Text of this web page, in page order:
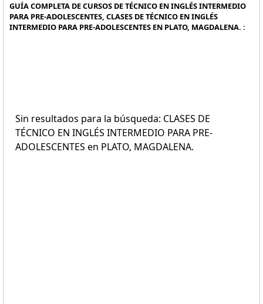
GUÍA COMPLETA DE CURSOS DE TÉCNICO EN INGLÉS INTERMEDIO
PARA PRE-ADOLESCENTES, CLASES DE TÉCNICO EN INGLÉS
INTERMEDIO PARA PRE-ADOLESCENTES EN PLATO, MAGDALENA. :
Sin resultados para la búsqueda: CLASES DE
TÉCNICO EN INGLÉS INTERMEDIO PARA PRE-
ADOLESCENTES en PLATO, MAGDALENA.